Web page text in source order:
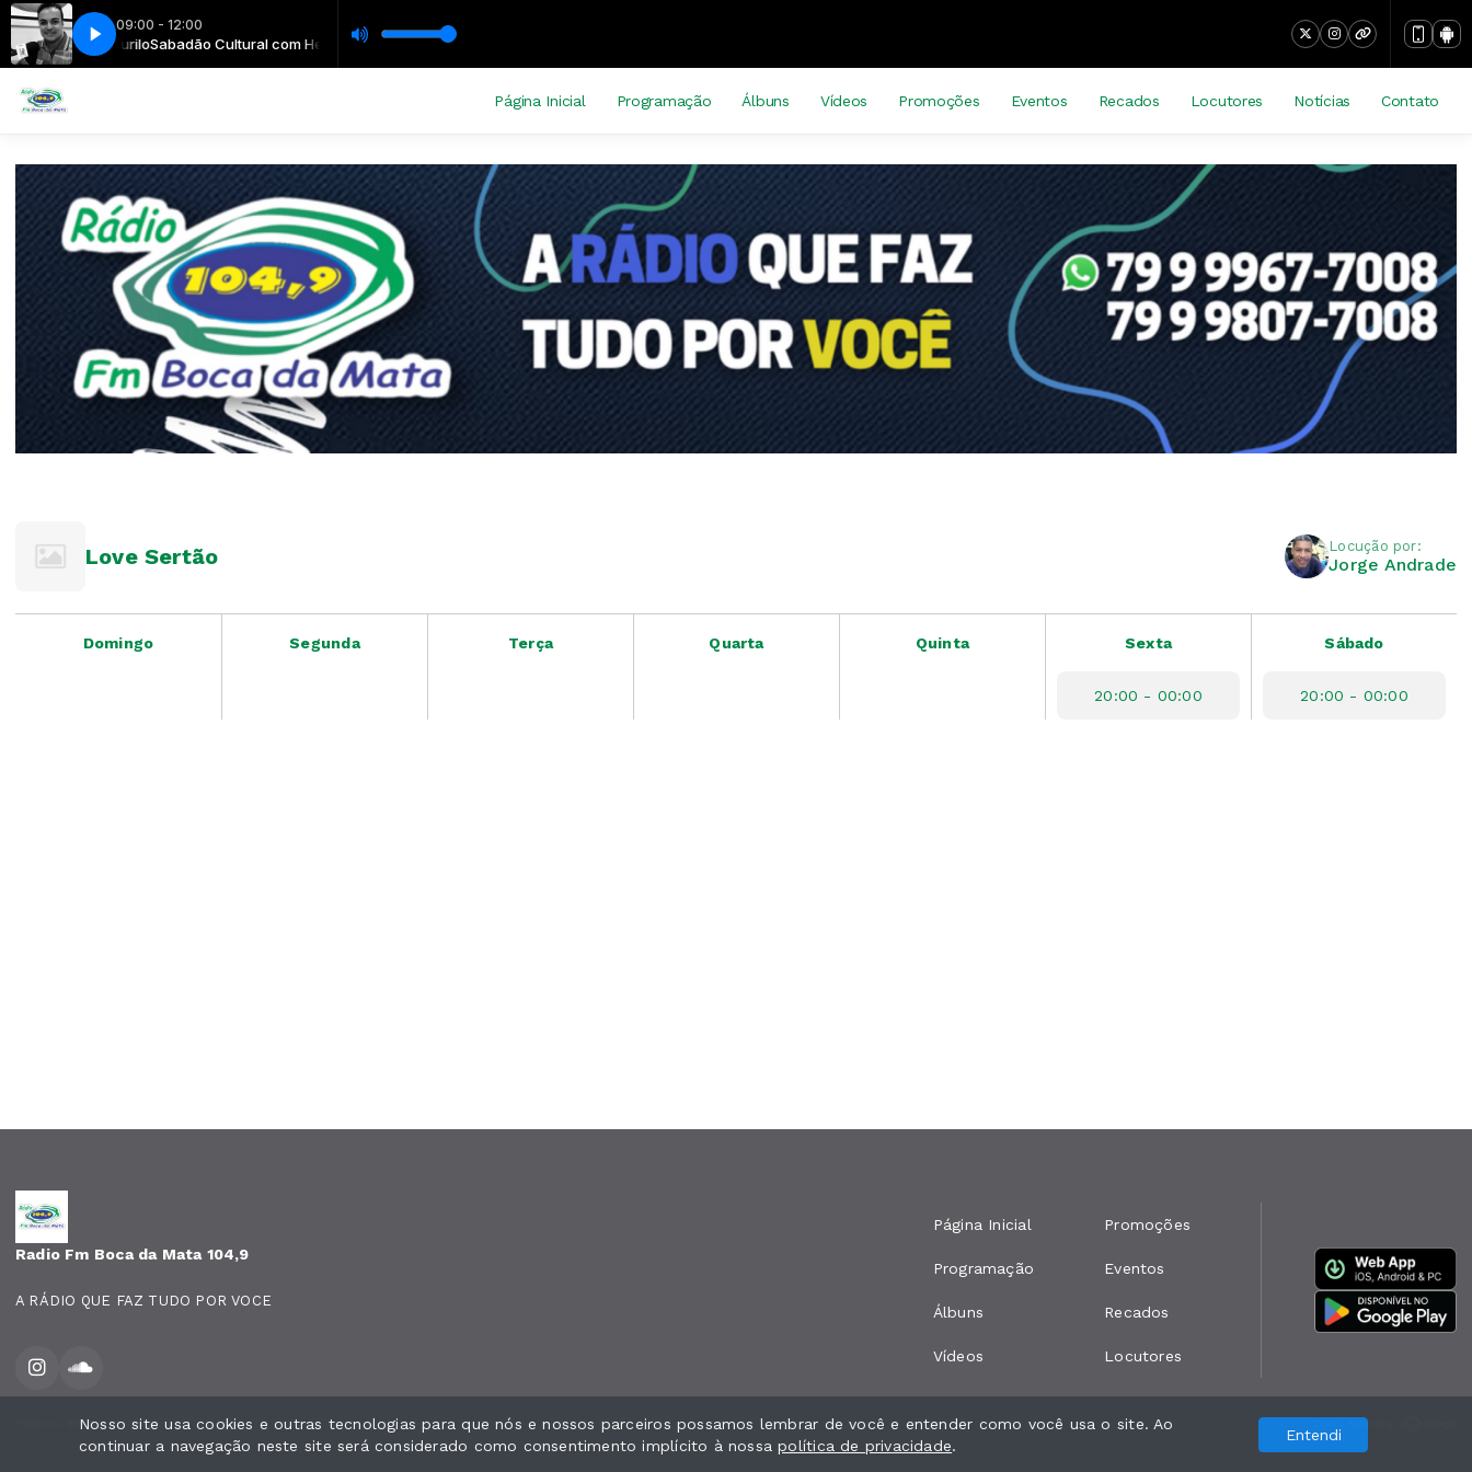
09:00 - 12:00
Henrique MuriloSabadão Cultural com Henrique Murilo
Página Inicial Programação Álbuns Vídeos Promoções Eventos Recados Locutores Notícias Contato
Love Sertão Locução por:
Jorge Andrade
Domingo Segunda Terça Quarta Quinta Sexta
20:00 - 00:00
Sábado
20:00 - 00:00
Radio Fm Boca da Mata 104,9
A RÁDIO QUE FAZ TUDO POR VOCE
Página Inicial
Programação
Álbuns
Vídeos
Promoções
Eventos
Recados
Locutores
Todos os direitos reservados. Com a tecnologia
Nosso site usa cookies e outras tecnologias para que nós e nossos parceiros possamos lembrar de você e entender como você usa o site. Ao
continuar a navegação neste site será considerado como consentimento implícito à nossapolítica de privacidade.
Entendi